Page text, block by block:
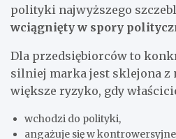
polityki najwyższego
wciągnięty w spory
Dla przedsiębiorców to
silniej marka jest sklejona z
większe ryzyko, gdy
wchodzi do polityki,
angażuje się w